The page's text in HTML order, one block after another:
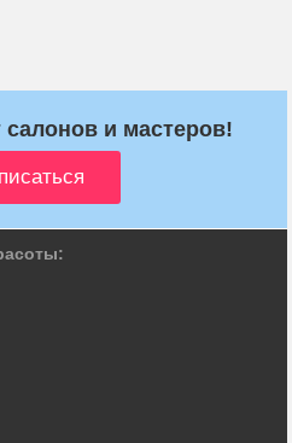
салонов и мастеров!